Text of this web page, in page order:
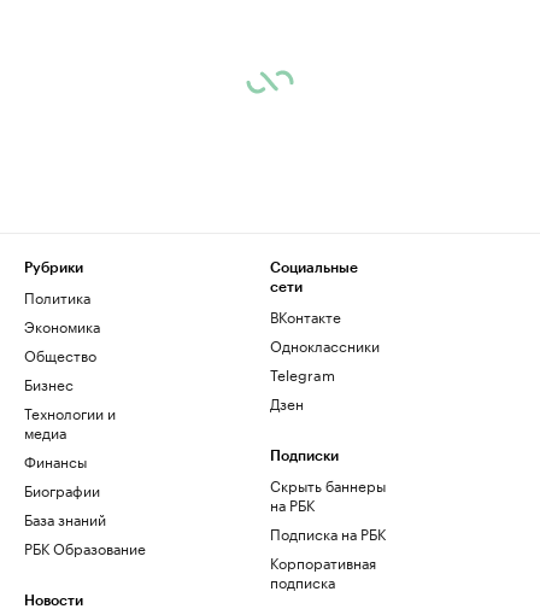
Рубрики
Политика
Экономика
Общество
Бизнес
Технологии и
медиа
Финансы
Биографии
База знаний
РБК Образование
Новости
Социальные
сети
ВКонтакте
Одноклассники
Telegram
Дзен
Подписки
Скрыть баннеры
на РБК
Подписка на РБК
Корпоративная
подписка